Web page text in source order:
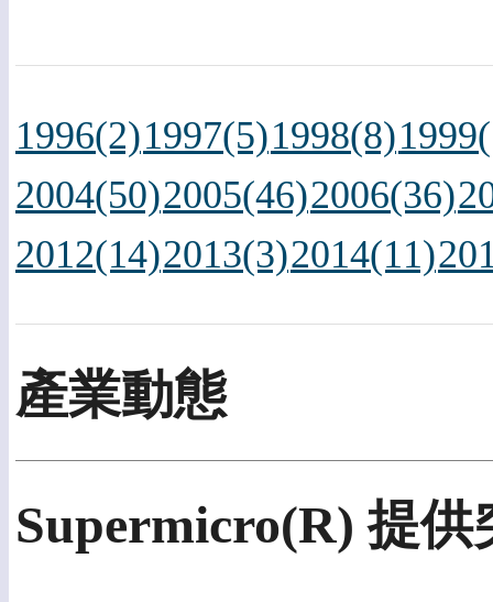
1996(2)1997(5)1998(8)
2004(50)2005(46)2006(36)
2012(14)2013(3)2014(11)
產業動態
Supermicro(R) 提